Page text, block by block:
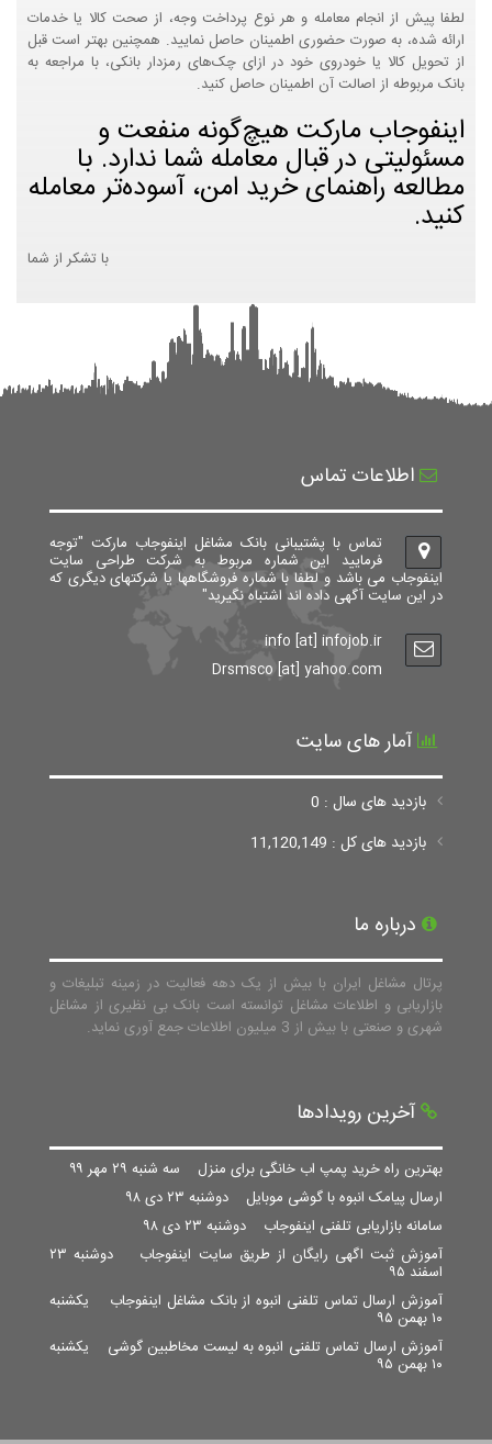
لطفا پیش از انجام معامله و هر نوع پرداخت وجه، از صحت کالا یا خدمات
ارائه شده، به صورت حضوری اطمینان حاصل نمایید. همچنین بهتر است قبل
از تحویل کالا یا خودروی خود در ازای چک‌های رمزدار بانکی، با مراجعه به
بانک مربوطه از اصالت آن اطمینان حاصل کنید.
اینفوجاب مارکت هیچ‌گونه منفعت و
مسئولیتی در قبال معامله شما ندارد. با
مطالعه راهنمای خرید امن، آسوده‌تر معامله
کنید.
با تشکر از شما
اطلاعات تماس
تماس با پشتیبانی بانک مشاغل اینفوجاب مارکت "توجه
فرمایید این شماره مربوط به شرکت طراحی سایت
اینفوجاب می باشد و لطفا با شماره فروشگاهها یا شرکتهای دیگری که
در این سایت آگهی داده اند اشتباه نگیرید"
info [at] infojob.ir
Drsmsco [at] yahoo.com
آمار های سایت
بازدید های سال : 0
بازدید های کل : 11,120,149
درباره ما
پرتال مشاغل ایران با بیش از یک دهه فعالیت در زمینه تبلیغات و
بازاریابی و اطلاعات مشاغل توانسته است بانک بی نظیری از مشاغل
شهری و صنعتی با بیش از 3 میلیون اطلاعات جمع آوری نماید.
آخرین رویدادها
بهترین راه خرید پمپ اب خانگی برای منزل سه شنبه ۲۹ مهر ۹۹
ارسال پیامک انبوه با گوشی موبایل دوشنبه ۲۳ دی ۹۸
سامانه بازاریابی تلفنی اینفوجاب دوشنبه ۲۳ دی ۹۸
آموزش ثبت اگهی رایگان از طریق سایت اینفوجاب
دوشنبه ۲۳
اسفند ۹۵
آموزش ارسال تماس تلفنی انبوه از بانک مشاغل اینفوجاب یکشنبه
۱۰ بهمن ۹۵
آموزش ارسال تماس تلفنی انبوه به لیست مخاطبین گوشی یکشنبه
۱۰ بهمن ۹۵